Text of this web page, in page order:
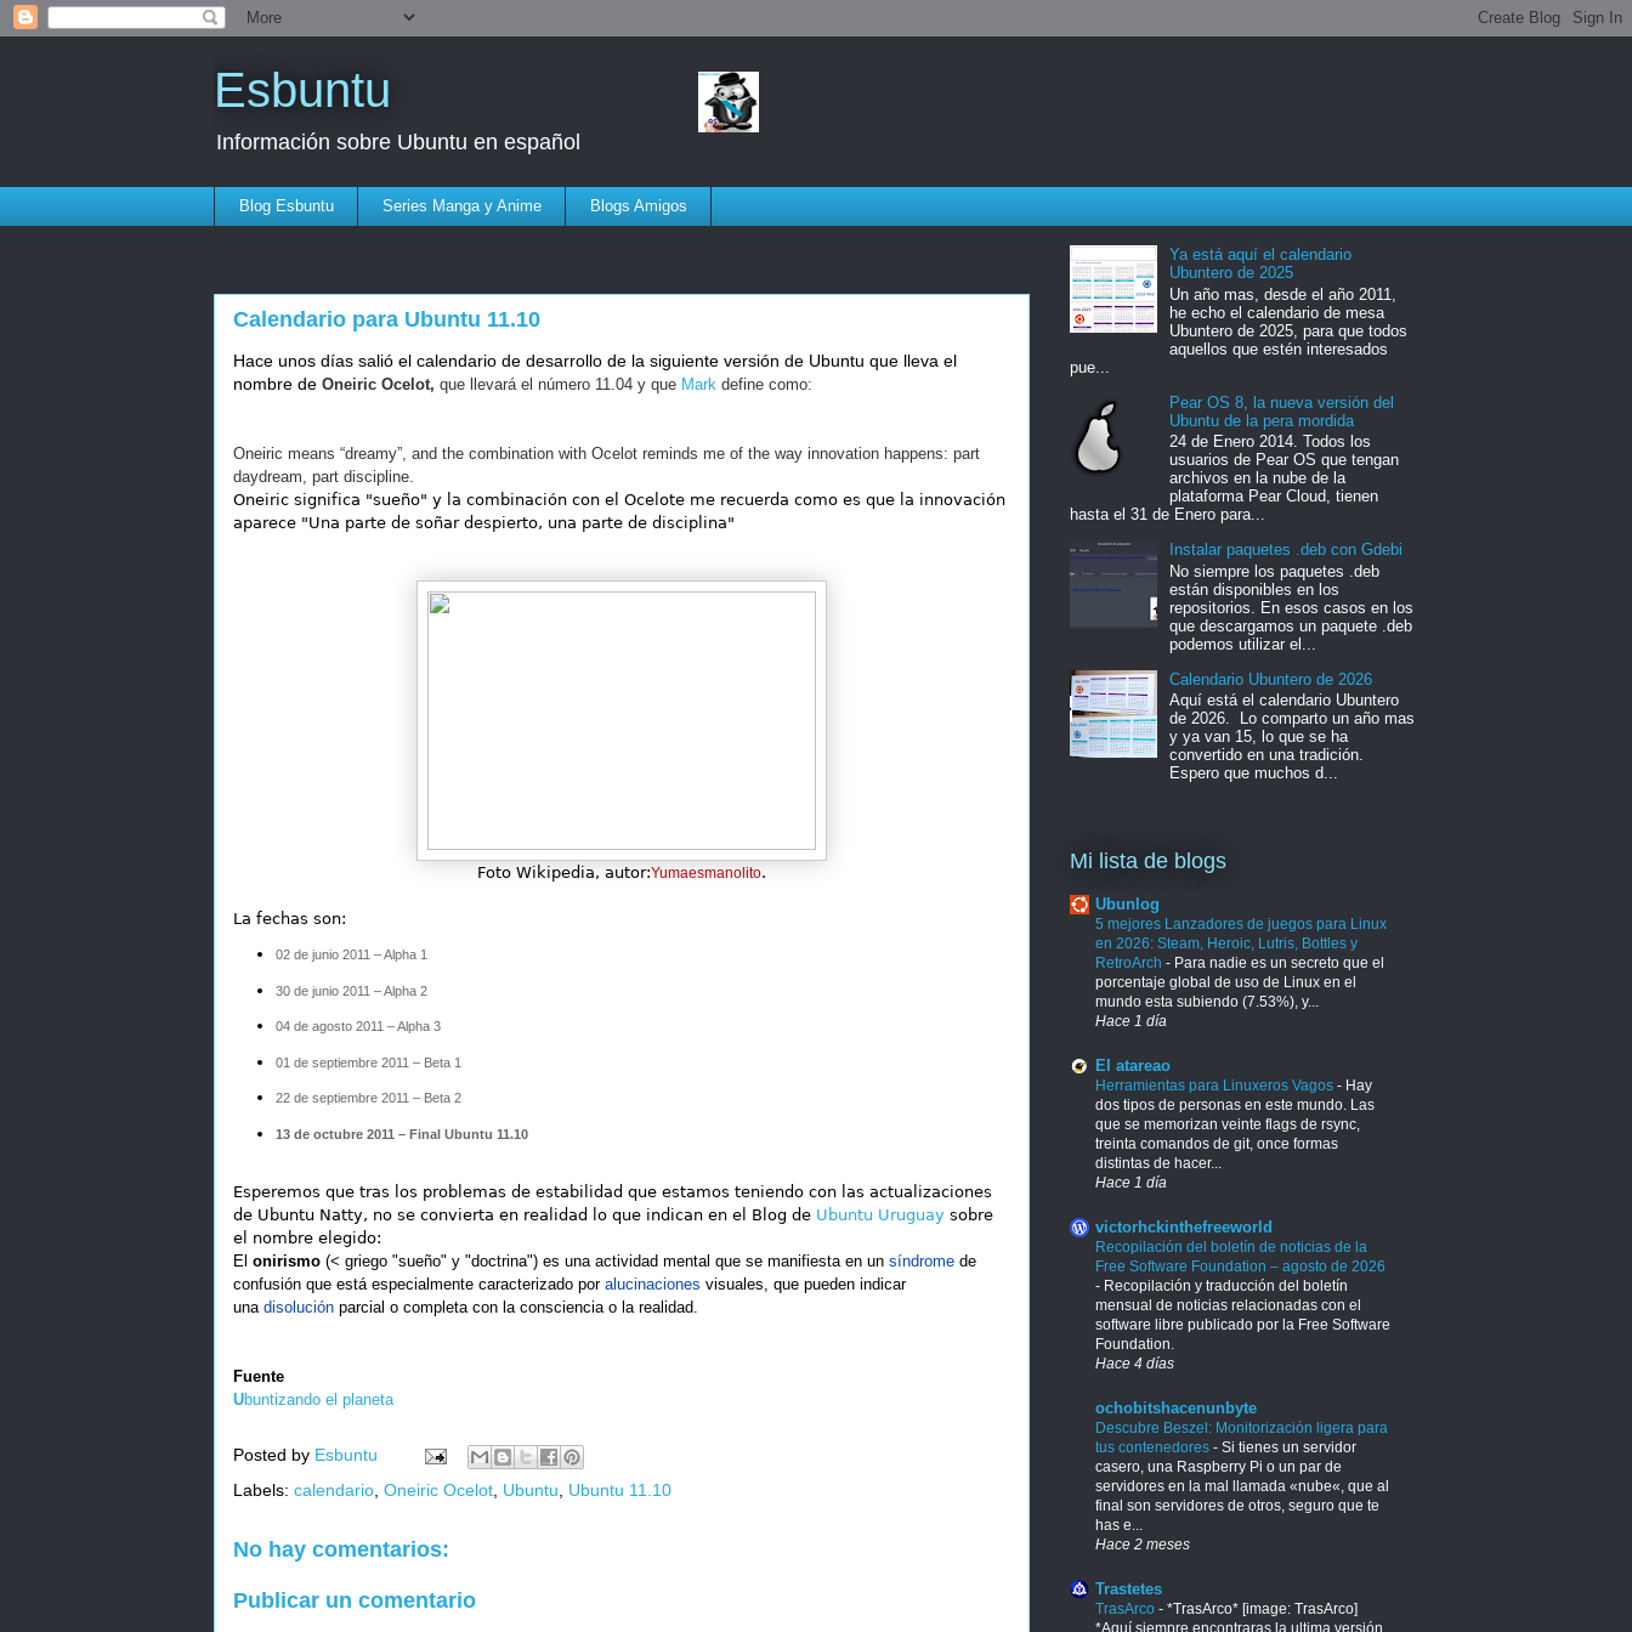
Esbuntu
Información sobre Ubuntu en español
Blog Esbuntu Series Manga y Anime Blogs Amigos
Calendario para Ubuntu 11.10
Hace unos días salió el calendario de desarrollo de la siguiente versión de Ubuntu que lleva el
nombre de Oneiric Ocelot, que llevará el número 11.04 y que Mark define como:
Oneiric means “dreamy”, and the combination with Ocelot reminds me of the way innovation happens: part
daydream, part discipline.
Oneiric significa "sueño" y la combinación con el Ocelote me recuerda como es que la innovación
aparece "Una parte de soñar despierto, una parte de disciplina"
Foto Wikipedia, autor:Yumaesmanolito.
La fechas son:
02 de junio 2011 – Alpha 1
30 de junio 2011 – Alpha 2
04 de agosto 2011 – Alpha 3
01 de septiembre 2011 – Beta 1
22 de septiembre 2011 – Beta 2
13 de octubre 2011 – Final Ubuntu 11.10
Esperemos que tras los problemas de estabilidad que estamos teniendo con las actualizaciones
de Ubuntu Natty, no se convierta en realidad lo que indican en el Blog de Ubuntu Uruguay sobre
el nombre elegido:
El onirismo (< griego "sueño" y "doctrina") es una actividad mental que se manifiesta en un síndrome de
confusión que está especialmente caracterizado por alucinaciones visuales, que pueden indicar
una disolución parcial o completa con la consciencia o la realidad.
Fuente
Ubuntizando el planeta
Posted by Esbuntu
Labels: calendario Oneiric Ocelot Ubuntu Ubuntu 11.10
No hay comentarios:
Publicar un comentario
Ya está aquí el calendario
Ubuntero de 2025
Un año mas, desde el año 2011,
he echo el calendario de mesa
Ubuntero de 2025, para que todos
aquellos que estén interesados
pue...
Pear OS 8, la nueva versión del
Ubuntu de la pera mordida
24 de Enero 2014. Todos los
usuarios de Pear OS que tengan
archivos en la nube de la
plataforma Pear Cloud, tienen
hasta el 31 de Enero para...
Instalar paquetes .deb con Gdebi
No siempre los paquetes .deb
están disponibles en los
repositorios. En esos casos en los
que descargamos un paquete .deb
podemos utilizar el...
Calendario Ubuntero de 2026
Aquí está el calendario Ubuntero
de 2026. Lo comparto un año mas
y ya van 15, lo que se ha
convertido en una tradición.
Espero que muchos d...
Mi lista de blogs
Ubunlog
5 mejores Lanzadores de juegos para Linux
en 2026: Steam, Heroic, Lutris, Bottles y
RetroArch - Para nadie es un secreto que el
porcentaje global de uso de Linux en el
mundo esta subiendo (7.53%), y...
Hace 1 día
El atareao
Herramientas para Linuxeros Vagos - Hay
dos tipos de personas en este mundo. Las
que se memorizan veinte flags de rsync,
treinta comandos de git, once formas
distintas de hacer...
Hace 1 día
victorhckinthefreeworld
Recopilación del boletín de noticias de la
Free Software Foundation – agosto de 2026
- Recopilación y traducción del boletín
mensual de noticias relacionadas con el
software libre publicado por la Free Software
Foundation.
Hace 4 días
ochobitshacenunbyte
Descubre Beszel: Monitorización ligera para
tus contenedores - Si tienes un servidor
casero, una Raspberry Pi o un par de
servidores en la mal llamada «nube«, que al
final son servidores de otros, seguro que te
has e...
Hace 2 meses
Trastetes
TrasArco - *TrasArco* [image: TrasArco]
*Aquí siempre encontraras la ultima versión